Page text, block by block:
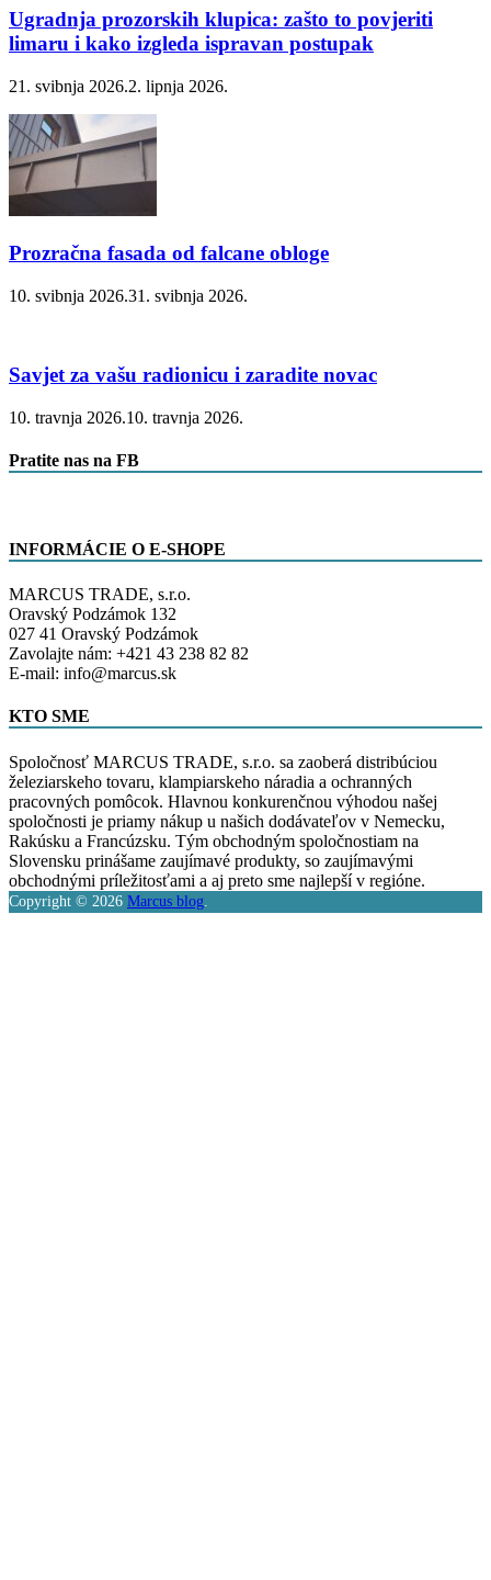
Ugradnja prozorskih klupica: zašto to povjeriti
limaru i kako izgleda ispravan postupak
21. svibnja 2026.2. lipnja 2026.
Prozračna fasada od falcane obloge
10. svibnja 2026.31. svibnja 2026.
Savjet za vašu radionicu i zaradite novac
10. travnja 2026.10. travnja 2026.
Pratite nas na FB
INFORMÁCIE O E-SHOPE
MARCUS TRADE, s.r.o.
Oravský Podzámok 132
027 41 Oravský Podzámok
Zavolajte nám: +421 43 238 82 82
E-mail: info@marcus.sk
KTO SME
Spoločnosť MARCUS TRADE, s.r.o. sa zaoberá distribúciou
železiarskeho tovaru, klampiarskeho náradia a ochranných
pracovných pomôcok. Hlavnou konkurenčnou výhodou našej
spoločnosti je priamy nákup u našich dodávateľov v Nemecku,
Rakúsku a Francúzsku. Tým obchodným spoločnostiam na
Slovensku prinášame zaujímavé produkty, so zaujímavými
obchodnými príležitosťami a aj preto sme najlepší v regióne.
Copyright © 2026 Marcus blog